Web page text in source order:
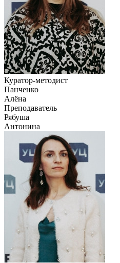
Куратор-методист
Панченко
Алёна
Преподаватель
Рябуша
Антонина